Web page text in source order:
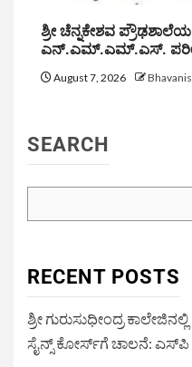
ಶ್ರೀ ಚೆನ್ನಕೇಶವ
ಎನ್.ಎಮ್.ಎಮ್.ಎಸ್.
August 7, 2026
SEARCH
RECENT POSTS
ಶ್ರೀ ಗುರುಸುಧೀಂದ್ರ
ಸೈನ್ಸ್ ಕೋರ್ಸ್‌ಗೆ ಚಾಲನೆ: